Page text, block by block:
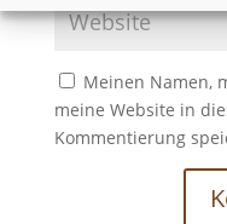
Meinen Namen,
meine Website in
Kommentierung